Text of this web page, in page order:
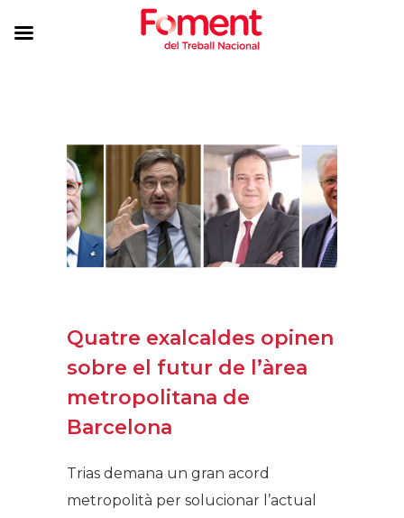
Quatre exalcaldes opinen
sobre el futur de l’àrea
metropolitana de
Barcelona
Trias demana un gran acord
metropolità per solucionar l’actual